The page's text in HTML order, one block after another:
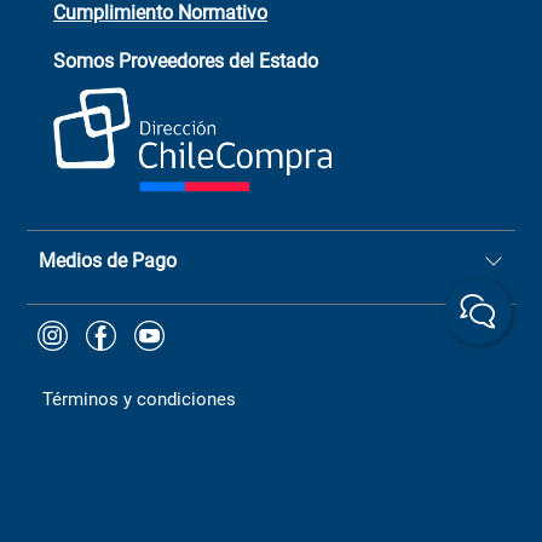
+56 9 6779 0465
+(73) 256
ChileCompras
+56 9 9888 9549
Cumplimiento Normativo
Somos Proveedores del Estado
Medios de Pago
Términos y condiciones